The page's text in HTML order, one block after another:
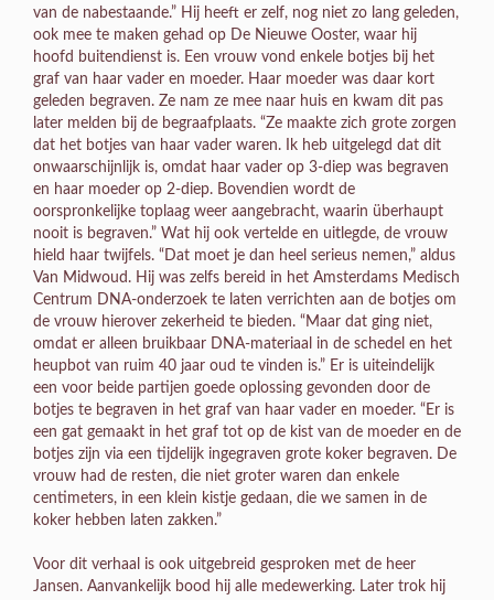
van de nabestaande.” Hij heeft er zelf, nog niet zo lang geleden,
ook mee te maken gehad op De Nieuwe Ooster, waar hij
hoofd buitendienst is. Een vrouw vond enkele botjes bij het
graf van haar vader en moeder. Haar moeder was daar kort
geleden begraven. Ze nam ze mee naar huis en kwam dit pas
later melden bij de begraafplaats. “Ze maakte zich grote zorgen
dat het botjes van haar vader waren. Ik heb uitgelegd dat dit
onwaarschijnlijk is, omdat haar vader op 3-diep was begraven
en haar moeder op 2-diep. Bovendien wordt de
oorspronkelijke toplaag weer aangebracht, waarin überhaupt
nooit is begraven.” Wat hij ook vertelde en uitlegde, de vrouw
hield haar twijfels. “Dat moet je dan heel serieus nemen,” aldus
Van Midwoud. Hij was zelfs bereid in het Amsterdams Medisch
Centrum DNA-onderzoek te laten verrichten aan de botjes om
de vrouw hierover zekerheid te bieden. “Maar dat ging niet,
omdat er alleen bruikbaar DNA-materiaal in de schedel en het
heupbot van ruim 40 jaar oud te vinden is.” Er is uiteindelijk
een voor beide partijen goede oplossing gevonden door de
botjes te begraven in het graf van haar vader en moeder. “Er is
een gat gemaakt in het graf tot op de kist van de moeder en de
botjes zijn via een tijdelijk ingegraven grote koker begraven. De
vrouw had de resten, die niet groter waren dan enkele
centimeters, in een klein kistje gedaan, die we samen in de
koker hebben laten zakken.”
Voor dit verhaal is ook uitgebreid gesproken met de heer
Jansen. Aanvankelijk bood hij alle medewerking. Later trok hij